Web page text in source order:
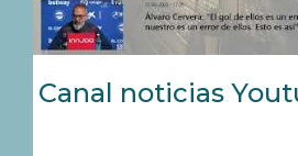
Canal noticias